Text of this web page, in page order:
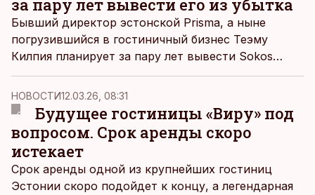
за пару лет вывести его из убытка
Бывший директор эстонской Prisma, а ныне
погрузившийся в гостиничный бизнес Теэму
Килпия планирует за пару лет вывести Sokos
Hotel из убытков, которые тянутся со времен
пандемии. Если потребуется, он готов и сам
включиться в повседневную работу.
НОВОСТИ12.03.26, 08:31
Будущее гостиницы «Виру» под
вопросом. Срок аренды скоро
истекает
Срок аренды одной из крупнейших гостиниц
Эстонии скоро подойдет к концу, а легендарная